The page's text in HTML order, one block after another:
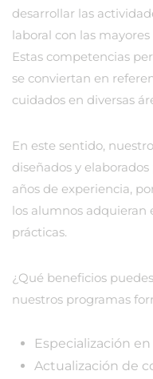
desarrollar las
laboral con las
Estas competencias
se conviertan en
cuidados en diversas
En este sentido,
diseñados y
años de experiencia,
los alumnos adquieran
prácticas.
¿Qué beneficios
nuestros programas
Especialización
Actualización de